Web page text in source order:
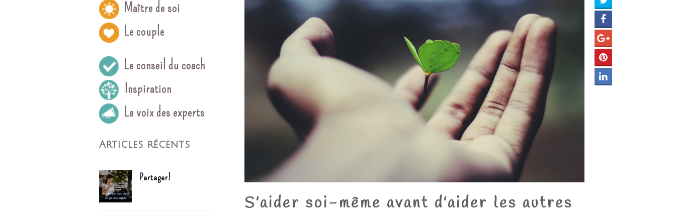
S’aider soi-même avant d’aider les autres
Maître de soi
Le couple
Le conseil du coach
Inspiration
La voix des experts
Articles récents
Partager!